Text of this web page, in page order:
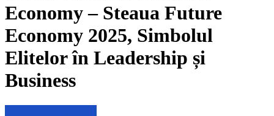
Economy – Steaua Future
Economy 2025, Simbolul
Elitelor în Leadership și
Business